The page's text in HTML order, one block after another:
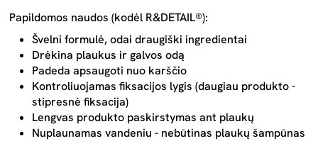
Papildomos naudos (kodėl R&DETAIL®):
Švelni formulė, odai draugiški ingredientai
Drėkina plaukus ir galvos odą
Padeda apsaugoti nuo karščio
Kontroliuojamas fiksacijos lygis (daugiau produkto -
stipresnė fiksacija)
Lengvas produkto paskirstymas ant plaukų
Nuplaunamas vandeniu - nebūtinas plaukų šampūnas